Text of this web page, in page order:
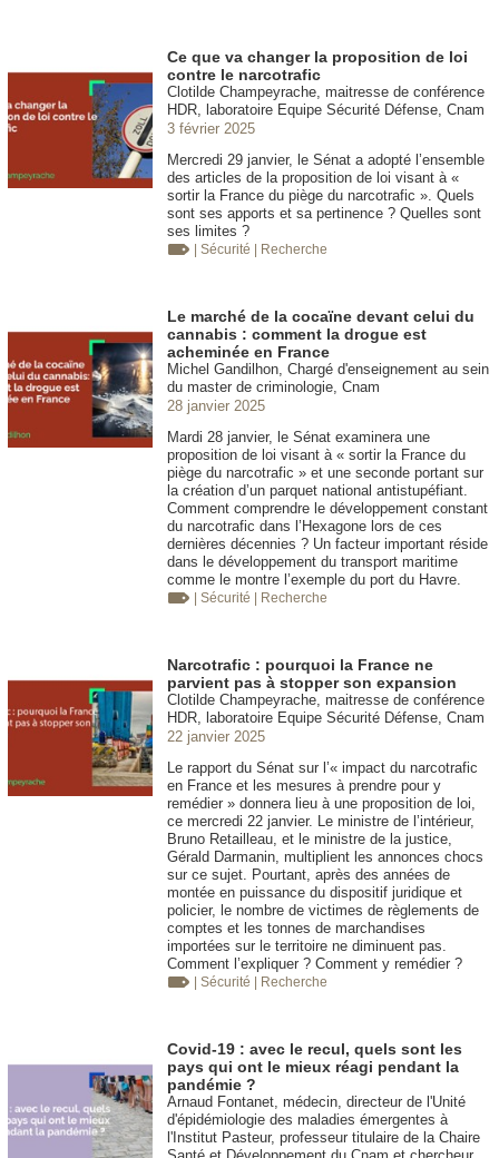
Ce que va changer la proposition de loi
contre le narcotrafic
Clotilde Champeyrache, maitresse de conférence
HDR, laboratoire Equipe Sécurité Défense, Cnam
3 février 2025
Mercredi 29 janvier, le Sénat a adopté l’ensemble
des articles de la proposition de loi visant à «
sortir la France du piège du narcotrafic ». Quels
sont ses apports et sa pertinence ? Quelles sont
ses limites ?
| Sécurité | Recherche
Le marché de la cocaïne devant celui du
cannabis : comment la drogue est
acheminée en France
Michel Gandilhon, Chargé d'enseignement au sein
du master de criminologie, Cnam
28 janvier 2025
Mardi 28 janvier, le Sénat examinera une
proposition de loi visant à « sortir la France du
piège du narcotrafic » et une seconde portant sur
la création d’un parquet national antistupéfiant.
Comment comprendre le développement constant
du narcotrafic dans l’Hexagone lors de ces
dernières décennies ? Un facteur important réside
dans le développement du transport maritime
comme le montre l’exemple du port du Havre.
| Sécurité | Recherche
Narcotrafic : pourquoi la France ne
parvient pas à stopper son expansion
Clotilde Champeyrache, maitresse de conférence
HDR, laboratoire Equipe Sécurité Défense, Cnam
22 janvier 2025
Le rapport du Sénat sur l’« impact du narcotrafic
en France et les mesures à prendre pour y
remédier » donnera lieu à une proposition de loi,
ce mercredi 22 janvier. Le ministre de l’intérieur,
Bruno Retailleau, et le ministre de la justice,
Gérald Darmanin, multiplient les annonces chocs
sur ce sujet. Pourtant, après des années de
montée en puissance du dispositif juridique et
policier, le nombre de victimes de règlements de
comptes et les tonnes de marchandises
importées sur le territoire ne diminuent pas.
Comment l’expliquer ? Comment y remédier ?
| Sécurité | Recherche
Covid-19 : avec le recul, quels sont les
pays qui ont le mieux réagi pendant la
pandémie ?
Arnaud Fontanet, médecin, directeur de l'Unité
d'épidémiologie des maladies émergentes à
l'Institut Pasteur, professeur titulaire de la Chaire